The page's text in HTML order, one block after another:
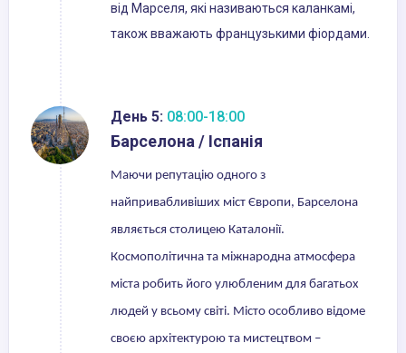
від Марселя, які називаються каланкамі,
також вважають французькими фіордами.
День 5: 08:00-18:00
Барселона / Іспанія
Маючи репутацію одного з
найпривабливіших міст Європи, Барселона
являється столицею Каталонії.
Космополітична та міжнародна атмосфера
міста робить його улюбленим для багатьох
людей у всьому світі. Місто особливо відоме
своєю архітектурою та мистецтвом –